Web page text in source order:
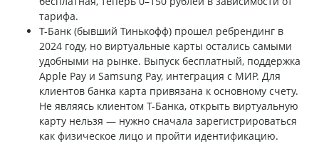
тарифа.
Т-Банк (бывший Тинькофф) прошел ребрендинг в
2024 году, но виртуальные карты остались самыми
удобными на рынке. Выпуск бесплатный, поддержка
Apple Pay и Samsung Pay, интеграция с МИР. Для
клиентов банка карта привязана к основному счету.
Не являясь клиентом Т-Банка, открыть виртуальную
карту нельзя — нужно сначала зарегистрироваться
как физическое лицо и пройти идентификацию.